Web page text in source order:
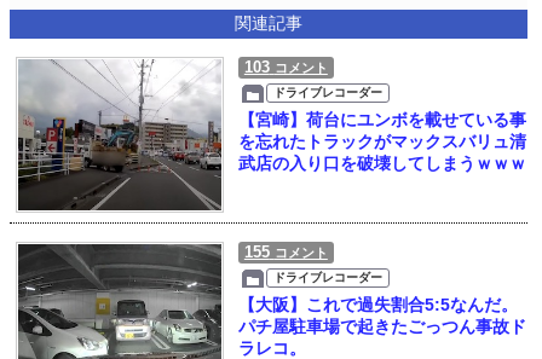
関連記事
103 コメント
ドライブレコーダー
【宮崎】荷台にユンボを載せている事
を忘れたトラックがマックスバリュ清
武店の入り口を破壊してしまうｗｗｗ
155 コメント
ドライブレコーダー
【大阪】これで過失割合5:5なんだ。
パチ屋駐車場で起きたごっつん事故ド
ラレコ。